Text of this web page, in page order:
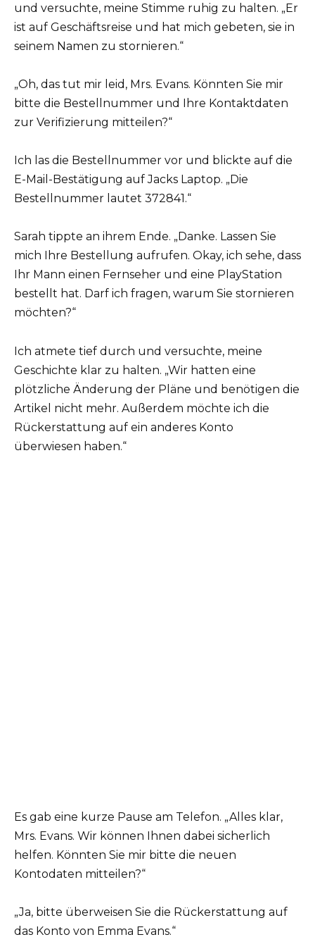
und versuchte, meine Stimme ruhig zu halten. „Er
ist auf Geschäftsreise und hat mich gebeten, sie in
seinem Namen zu stornieren.“
„Oh, das tut mir leid, Mrs. Evans. Könnten Sie mir
bitte die Bestellnummer und Ihre Kontaktdaten
zur Verifizierung mitteilen?“
Ich las die Bestellnummer vor und blickte auf die
E-Mail-Bestätigung auf Jacks Laptop. „Die
Bestellnummer lautet 372841.“
Sarah tippte an ihrem Ende. „Danke. Lassen Sie
mich Ihre Bestellung aufrufen. Okay, ich sehe, dass
Ihr Mann einen Fernseher und eine PlayStation
bestellt hat. Darf ich fragen, warum Sie stornieren
möchten?“
Ich atmete tief durch und versuchte, meine
Geschichte klar zu halten. „Wir hatten eine
plötzliche Änderung der Pläne und benötigen die
Artikel nicht mehr. Außerdem möchte ich die
Rückerstattung auf ein anderes Konto
überwiesen haben.“
Es gab eine kurze Pause am Telefon. „Alles klar,
Mrs. Evans. Wir können Ihnen dabei sicherlich
helfen. Könnten Sie mir bitte die neuen
Kontodaten mitteilen?“
„Ja, bitte überweisen Sie die Rückerstattung auf
das Konto von Emma Evans.“